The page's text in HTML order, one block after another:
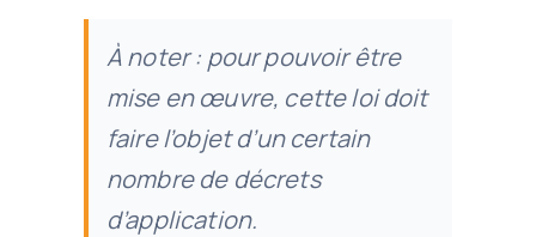
À noter : pour pouvoir être
mise en œuvre, cette loi doit
faire l’objet d’un certain
nombre de décrets
d’application.